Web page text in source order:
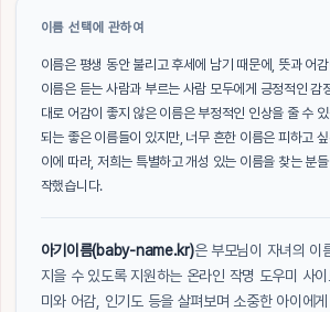
이름 선택에 관하여
이름은 평생 동안 불리고 후세에 남기 때문에, 뜻과 어
이름은 듣는 사람과 부르는 사람 모두에게 긍정적인 감
대로 어감이 좋지 않은 이름은 부정적인 인상을 줄 수
되는 좋은 이름들이 있지만, 너무 흔한 이름은 피하고
이에 따라, 저희는 특별하고 개성 있는 이름을 찾는 분
작했습니다.
아기이름(baby-name.kr)은 부모님이 자녀의 이
지을 수 있도록 지원하는 온라인 작명 도우미 사
미와 어감, 인기도 등을 살펴보며 소중한 아이에